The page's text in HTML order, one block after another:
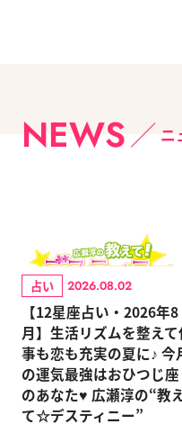
NEWS ニ
占い 2026.08.02
【12星座占い・2026年8
月】生活リズムを整えて
事も恋も充実の夏に♪ 今
の運気最強はおひつじ座
のあなた♥ 広瀬淳の“教
て☆デスティニー”